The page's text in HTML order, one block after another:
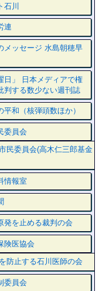
石川
連
メッセージ 水島朝穂早
日」 日本メディアで権
判する数少ない週刊誌
平和（核弾頭数ほか）
委員会
民委員会(高木仁三郎基金
情報室
発を止める裁判の会
険医協会
防止する石川医師の会
委員会